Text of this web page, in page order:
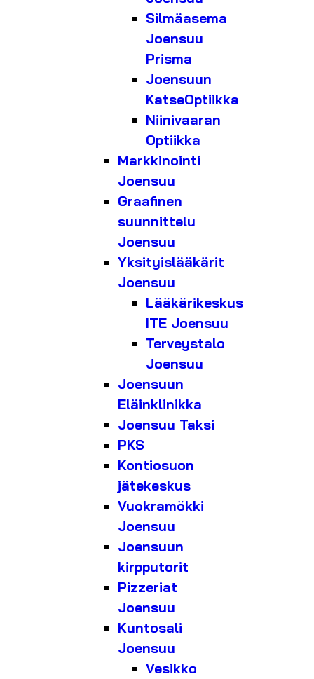
Silmäasema
Joensuu
Prisma
Joensuun
KatseOptiikka
Niinivaaran
Optiikka
Markkinointi
Joensuu
Graafinen
suunnittelu
Joensuu
Yksityislääkärit
Joensuu
Lääkärikeskus
ITE Joensuu
Terveystalo
Joensuu
Joensuun
Eläinklinikka
Joensuu Taksi
PKS
Kontiosuon
jätekeskus
Vuokramökki
Joensuu
Joensuun
kirpputorit
Pizzeriat
Joensuu
Kuntosali
Joensuu
Vesikko